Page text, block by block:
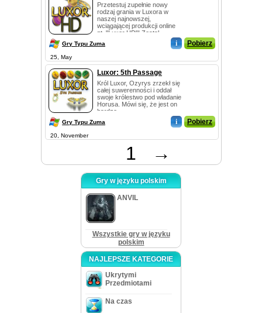
Przetestuj zupełnie nowy
rodzaj grania w Luxora w
naszej najnowszej,
wciągającej produkcji online
pt. "Luxor HD"! Został...
Gry Typu Zuma i Pobierz
25, May
Luxor: 5th Passage
Król Luxor, Ozyrys zrzekł się
całej suwerenności i oddał
swoje królestwo pod władanie
Horusa. Mówi się, że jest on
bardzo ...
Gry Typu Zuma i Pobierz
20, November
1 →
Gry w języku polskim
ANVIL
Wszystkie gry w języku
polskim
NAJLEPSZE KATEGORIE
Ukrytymi
Przedmiotami
Na czas